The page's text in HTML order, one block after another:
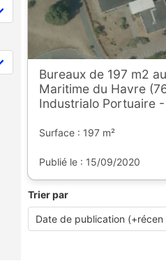
Bureaux de 197 m2
Maritime du Havre
Industrialo Portuaire
Surface : 197 m²
Publié le : 15/09/2020
Trier par